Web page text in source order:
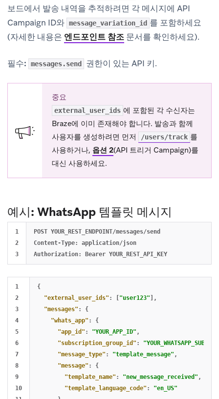
보드에서 발송 내역을 추적하려면 각 메시지에 API
Campaign ID와 message_variation_id 를 포함하세요
(자세한 내용은 엔드포인트 참조 문서를 확인하세요).
필수: messages.send 권한이 있는 API 키.
중요
external_user_ids 에 포함된 각 수신자는
Braze에 이미 존재해야 합니다. 발송과 함께
사용자를 생성하려면 먼저
/users/track 를
사용하거나, 옵션 2(API 트리거 Campaign)를
대신 사용하세요.
예시: WhatsApp 템플릿 메시지
1
2
POST YOUR_REST_ENDPOINT/messages/send
Content-Type: application/json
1
2
3
4
5
6
7
8
9
10
{
"external_user_ids" : ["user123"],
"messages" :
{
"whats_app" :
{
"app_id" : "YOUR_APP_ID" ,
"subscription_group_id" :
"message_type" : "template_message" ,
"message" :
{
"template_name" : "new_message_received" ,
"template_language_code" :
"en_US"